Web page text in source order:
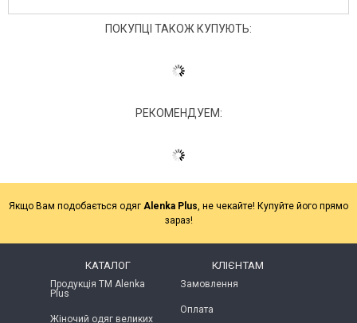
ПОКУПЦІ ТАКОЖ КУПУЮТЬ:
РЕКОМЕНДУЕМ:
Якщо Вам подобається одяг Alenka Plus , не чекайте! Купуйте його прямо
зараз!
КАТАЛОГ
Продукція ТМ Alenka
Plus
Жіночий одяг великих
КЛІЄНТАМ
Замовлення
Оплата